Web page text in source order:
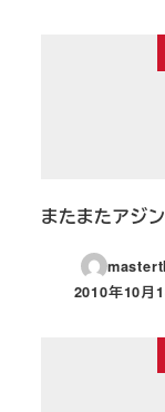
またまたアジ
投稿日
2010年10月